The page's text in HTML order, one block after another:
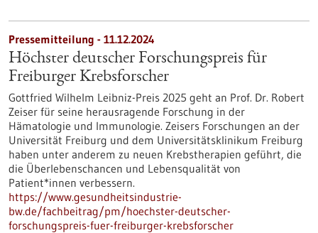
Pressemitteilung - 11.12.2024
Höchster deutscher Forschungspreis für
Freiburger Krebsforscher
Gottfried Wilhelm Leibniz-Preis 2025 geht an Prof. Dr. Robert
Zeiser für seine herausragende Forschung in der
Hämatologie und Immunologie. Zeisers Forschungen an der
Universität Freiburg und dem Universitätsklinikum Freiburg
haben unter anderem zu neuen Krebstherapien geführt, die
die Überlebenschancen und Lebensqualität von
Patient*innen verbessern.
https://www.gesundheitsindustrie-
bw.de/fachbeitrag/pm/hoechster-deutscher-
forschungspreis-fuer-freiburger-krebsforscher